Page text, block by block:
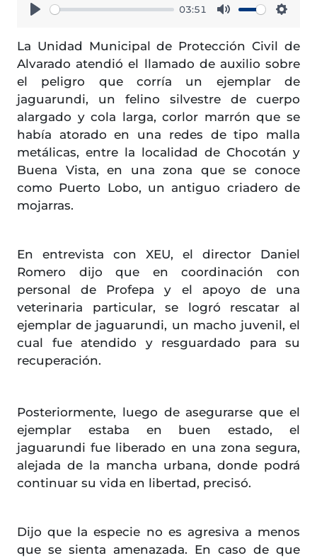
03:51
La Unidad Municipal de Protección Civil de
Alvarado atendió el llamado de auxilio sobre
el peligro que corría un ejemplar de
jaguarundi, un felino silvestre de cuerpo
alargado y cola larga, corlor marrón que se
había atorado en una redes de tipo malla
metálicas, entre la localidad de Chocotán y
Buena Vista, en una zona que se conoce
como Puerto Lobo, un antiguo criadero de
mojarras.
En entrevista con XEU, el director Daniel
Romero dijo que en coordinación con
personal de Profepa y el apoyo de una
veterinaria particular, se logró rescatar al
ejemplar de jaguarundi, un macho juvenil, el
cual fue atendido y resguardado para su
recuperación.
Posteriormente, luego de asegurarse que el
ejemplar estaba en buen estado, el
jaguarundi fue liberado en una zona segura,
alejada de la mancha urbana, donde podrá
continuar su vida en libertad, precisó.
Dijo que la especie no es agresiva a menos
que se sienta amenazada. En caso de que